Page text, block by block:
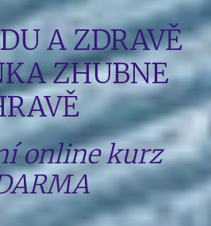
A ZDRAVĚ
ZHUBNE
online kurz